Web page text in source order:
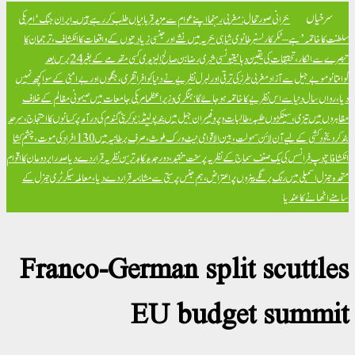
سرخیاں بحرانی صورتحال: مغربی رہنما اپنے عوام سے مزید قربانیاں طلب کر رہے ہیں۔ایران جنگ ‘امریکی
سلطنت کا خاتمہ’ ہے – ٹکر کارلسنبرطانوی شاہی بحریہ میں نشے اور جنسی زیادتیوں کے واقعات کا انکشاف، ترجمان کا
تبصرے سے انکار، تحقیقات کی یقین دہانی
تیونسی شہری رضا بن صالح الیزیدی کسی مقدمے کے بغیر 24 برس بعد
گوانتانوموبے جیل سے آزادمغربی طرز کی ترقی اور لبرل نظریے نے دنیا کو افراتفری، جنگوں اور بےامنی کے سوا کچھ نہیں
دیا، رواں سال دنیا سے اس نظریے کا خاتمہ ہو جائے گا: ہنگری وزیراعظمامریکی جامعات میں صیہونی مظالم کے خلاف
مظاہروں میں تیزی، سینکڑوں طلبہ، طالبات و پروفیسران جیل میں بندپولینڈ: یوکرینی گندم کی درآمد پر کسانوں کا احتجاج، سرحد
بند کر دی
خود کشی کے لیے آن لائن سہولت، بین الاقوامی نیٹ ورک ملوث، صرف برطانیہ میں 130 افراد کی موت، چشم کشا
انکشافاتپوپ فرانسس کی یک صنف سماج کے نظریہ پر سخت تنقید، دور جدید کا بدترین نظریہ قرار دے دیاصدر ایردوعان کا اقوام
متحدہ جنرل اسمبلی میں رنگ برنگے بینروں پر اعتراض، ہم جنس پرستی سے مشابہہ قرار دے دیا، معاملہ سیکرٹری جنرل کے
سامنے اٹھانے کا عندیا
Franco-German split scuttles
EU budget summit